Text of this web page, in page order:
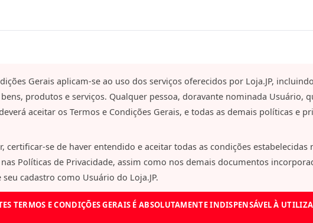
Gerais aplicam-se ao uso dos serviços oferecidos por Loja.JP,
produtos e serviços. Qualquer pessoa, doravante nominada Usuário,
aceitar os Termos e Condições Gerais, e todas as demais políticas e
certificar-se de haver entendido e aceitar todas as condições estabelecidas
nas Políticas de Privacidade, assim como nos demais documentos
cadastro como Usuário do Loja.JP.
TERMOS E CONDIÇÕES GERAIS É ABSOLUTAMENTE INDISPENSÁVEL À